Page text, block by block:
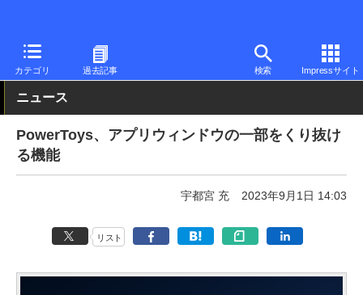
カテゴリ 過去記事 検索 Impressサイト
PC Watch ソフトウェア/アプリ 他ソフト/アプリ その他
ニュース
PowerToys、アプリウィンドウの一部をくり抜け
る機能
宇都宮 充 2023年9月1日 14:03
リスト